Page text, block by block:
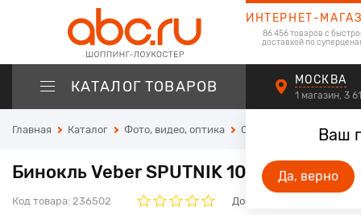
ИНТЕРНЕТ-
86 456 товаров с
доставкой по
КАТАЛОГ ТОВАРОВ
Ваш
Да, верно
МОСКВА
1 магазин, 3
Главная Каталог Фото, видео, оптика Оптические приборы
Бинокль Veber SPUTNIK 10х42G
Код товара: 236502 Добавьте свой отзыв. Он